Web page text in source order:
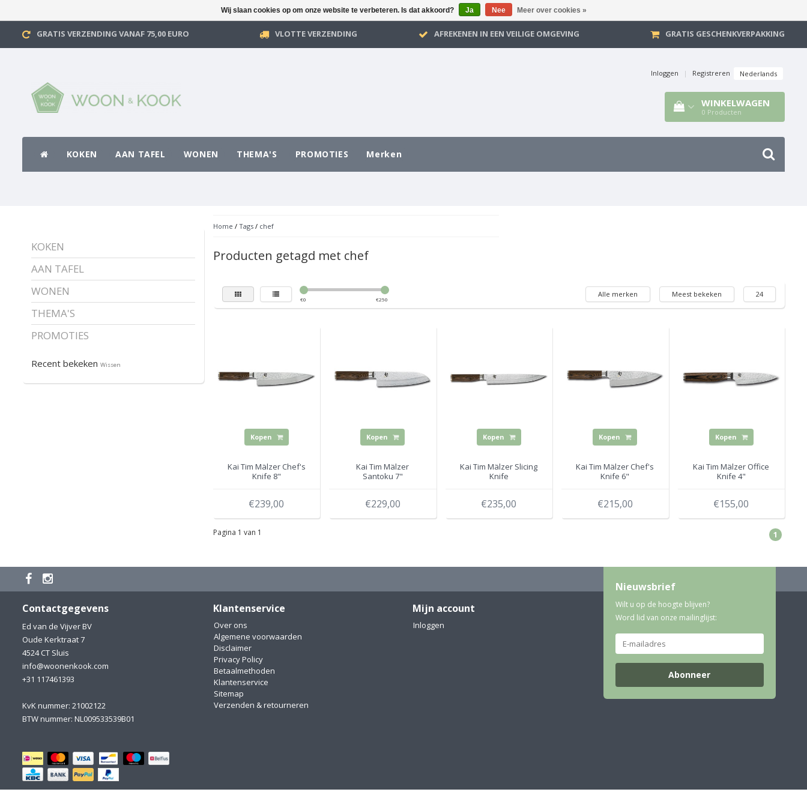
GRATIS VERZENDING VANAF 75,00 EURO VLOTTE VERZENDING AFREKENEN IN EEN VEILIGE OMGEVING GRATIS GESCHENKVERPAKKING
Inloggen | Registreren Nederlands
WINKELWAGEN
0 Producten
KOKEN AAN TAFEL WONEN THEMA'S PROMOTIES Merken
KOKEN
AAN TAFEL
WONEN
THEMA'S
PROMOTIES
Recent bekeken Wissen
Home / Tags/ chef
Producten getagd met chef
€0 €250
Alle merken Meest bekeken 24
Kopen
Kai Tim Mälzer Chef's
Knife 8"
€239,00
Kopen
Kai Tim Mälzer
Santoku 7"
€229,00
Kopen
Kai Tim Mälzer Slicing
Knife
€235,00
Kopen
Kai Tim Mälzer Chef's
Knife 6"
€215,00
Kopen
Kai Tim Mälzer Office
Knife 4"
€155,00
Pagina 1 van 1 1
Contactgegevens
Ed van de Vijver BV
Oude Kerktraat 7
4524 CT Sluis
info@woonenkook.com
+31 117461393
KvK nummer: 21002122
BTW nummer: NL009533539B01
Klantenservice
Over ons
Algemene voorwaarden
Disclaimer
Privacy Policy
Betaalmethoden
Klantenservice
Sitemap
Verzenden & retourneren
Mijn account
Inloggen
Nieuwsbrief
Wilt u op de hoogte blijven?
Word lid van onze mailinglijst:
Abonneer
Wij slaan cookies op om onze website te verbeteren. Is dat akkoord? Ja Nee Meer over cookies »